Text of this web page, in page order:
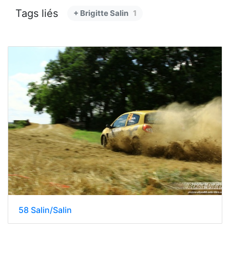
Tags liés + Brigitte Salin 1
58 Salin/Salin